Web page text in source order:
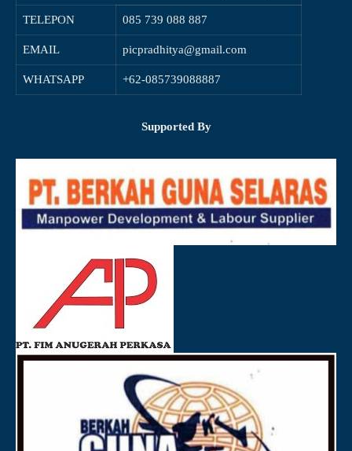
TELEPON 085 739 088 887
EMAIL picpradhitya@gmail.com
WHATSAPP +62-085739088887
Supported By